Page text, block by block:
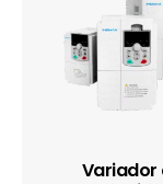
Variador